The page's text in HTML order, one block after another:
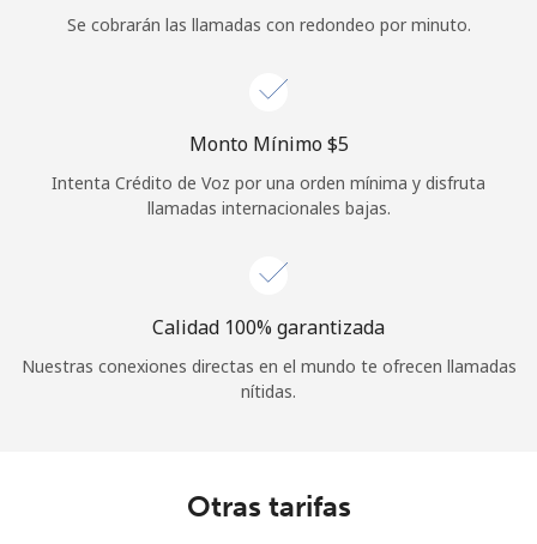
Se cobrarán las llamadas con redondeo por minuto.
Monto Mínimo ⁦$5⁩
Intenta Crédito de Voz por una orden mínima y disfruta
llamadas internacionales bajas.
Calidad 100% garantizada
Nuestras conexiones directas en el mundo te ofrecen llamadas
nítidas.
Otras tarifas